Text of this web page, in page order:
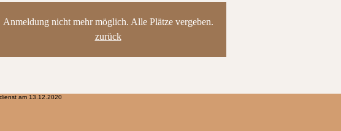
Anmeldung nicht mehr möglich. Alle Plätze vergeben.
zurück